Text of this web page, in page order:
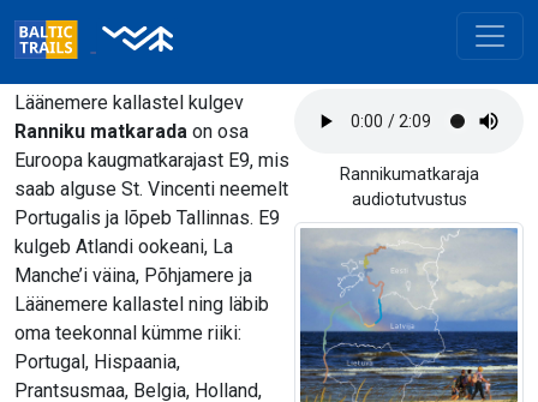
Rannikumatkaraja
audiotutvustus
Läänemere kallastel kulgev
Ranniku matkarada on osa
Euroopa kaugmatkarajast E9, mis
saab alguse St. Vincenti neemelt
Portugalis ja lõpeb Tallinnas. E9
kulgeb Atlandi ookeani, La
Manche’i väina, Põhjamere ja
Läänemere kallastel ning läbib
oma teekonnal kümme riiki:
Portugal, Hispaania,
Prantsusmaa, Belgia, Holland,